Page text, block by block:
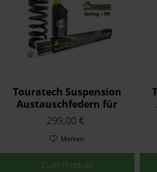
Touratech Suspension
Austauschfedern für
BMW F 800 GS (nur mit
Original
Werkstieferlegung) 2013
- 20
299,00 €
Merken
Zum Produkt